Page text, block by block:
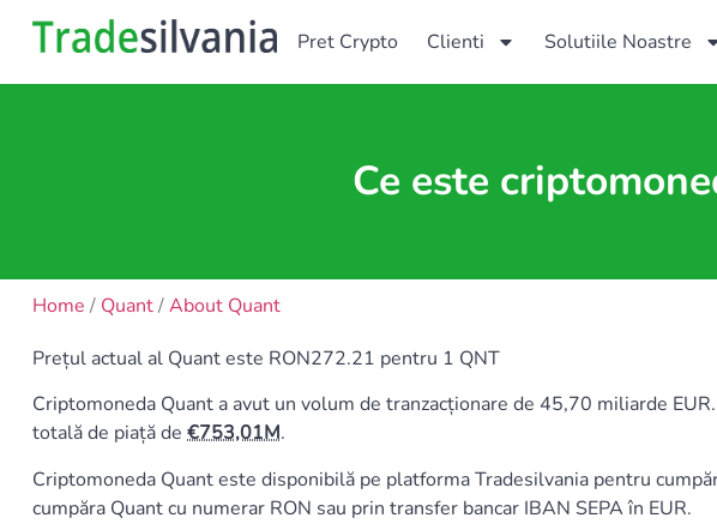
Pret Crypto Clienti Solutiile Noastre
Ce este
Home / Quant/About Quant
Prețul actual al Quant este RON272.21 pentru 1 QNT
Criptomoneda Quant a avut un volum de tranzacționare de 45,70 miliarde
totală de piață de 753,01M.
Criptomoneda Quant este disponibilă pe platforma Tradesilvania pentru
cumpăra Quant cu numerar RON sau prin transfer bancar IBAN SEPA în EUR.